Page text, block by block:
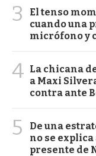
3
El tenso
cuando una
micrófono y
4 La chicana
a Maxi
contra ante
5
De una
no se
presente de